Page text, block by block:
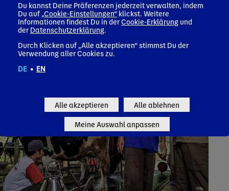
Du kannst Deine Präferenzen jederzeit verwalten, indem
Du auf „Cookie-Einstellungen“ klickst. Weitere
Informationen findest Du in derCookie-Erklärung und
der Datenschutzerklärung.
Durch Klicken auf „Alle akzeptieren“ stimmst Du der
Verwendung aller Cookies zu.
DE • EN
Alle akzeptieren Alle ablehnen
Meine Auswahl anpassen